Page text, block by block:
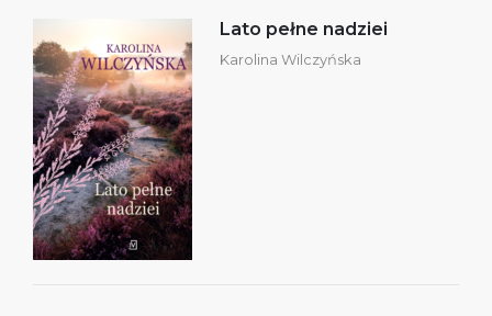
Lato pełne nadziei
Karolina Wilczyńska